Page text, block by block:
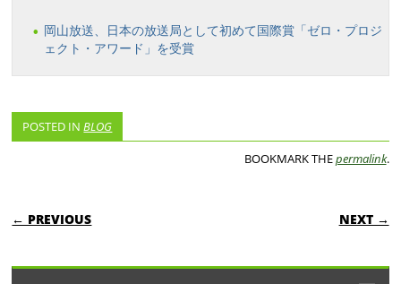
岡山放送、日本の放送局として初めて国際賞「ゼロ・プロジ
ェクト・アワード」を受賞
POSTED INBLOG
BOOKMARK THEpermalink.
POST NAVIGATION
← PREVIOUS NEXT →